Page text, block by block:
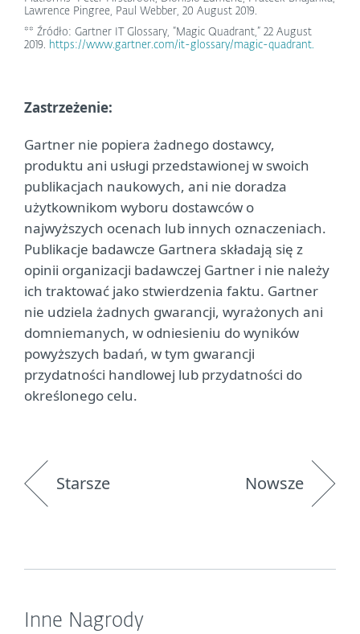
Lawrence Pingree, Paul Webber, 20 August 2019.
** Źródło: Gartner IT Glossary, “Magic Quadrant,” 22 August
2019. https://www.gartner.com/it-glossary/magic-quadrant.
Zastrzeżenie:
Gartner nie popiera żadnego dostawcy,
produktu ani usługi przedstawionej w swoich
publikacjach naukowych, ani nie doradza
użytkownikom wyboru dostawców o
najwyższych ocenach lub innych oznaczeniach.
Publikacje badawcze Gartnera składają się z
opinii organizacji badawczej Gartner i nie należy
ich traktować jako stwierdzenia faktu. Gartner
nie udziela żadnych gwarancji, wyrażonych ani
domniemanych, w odniesieniu do wyników
powyższych badań, w tym gwarancji
przydatności handlowej lub przydatności do
określonego celu.
Starsze Nowsze
Inne Nagrody